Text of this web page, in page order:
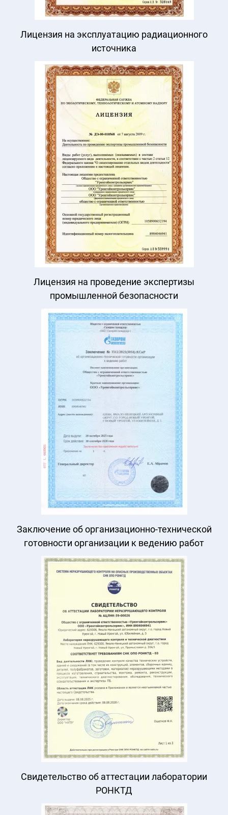
Лицензия на эксплуатацию радиационного
источника
Лицензия на проведение экспертизы
промышленной безопасности
Заключение об организационно-технической
готовности организации к ведению работ
Свидетельство об аттестации лаборатории
РОНКТД